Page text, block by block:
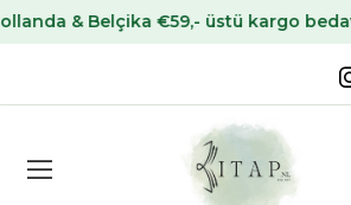
& Belçika €59,- üstü kargo bedava